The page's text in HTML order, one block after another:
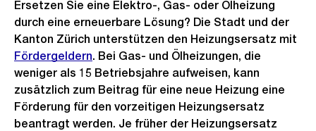
Ersetzen Sie eine Elektro-, Gas- oder Ölheizung
durch eine erneuerbare Lösung? Die Stadt und der
Kanton Zürich unterstützen den Heizungsersatz mit
Fördergeldern. Bei Gas- und Ölheizungen, die
weniger als 15 Betriebsjahre aufweisen, kann
zusätzlich zum Beitrag für eine neue Heizung eine
Förderung für den vorzeitigen Heizungsersatz
beantragt werden. Je früher der Heizungsersatz